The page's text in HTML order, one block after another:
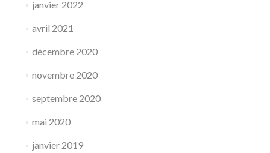
janvier 2022
avril 2021
décembre 2020
novembre 2020
septembre 2020
mai 2020
janvier 2019